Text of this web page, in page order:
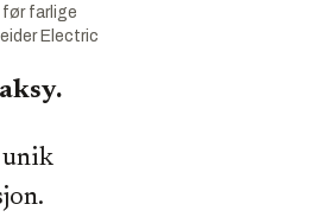
før farlige
Electric
unik